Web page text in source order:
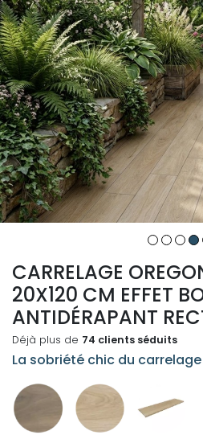
CARRELAGE
20X120 CM EFFET
ANTIDÉRAPANT
Déjà plus de 74 clients séduits
La sobriété chic du